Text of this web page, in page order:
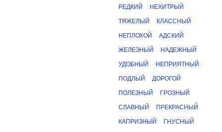
РЕДКИЙ НЕХИТРЫЙ
ТЯЖЕЛЫЙ КЛАССНЫЙ
НЕПЛОХОЙ АДСКИЙ
ЖЕЛЕЗНЫЙ НАДЕЖНЫЙ
УДОБНЫЙ НЕПРИЯТНЫЙ
ПОДЛЫЙ ДОРОГОЙ
ПОЛЕЗНЫЙ ГРОЗНЫЙ
СЛАВНЫЙ ПРЕКРАСНЫЙ
КАПРИЗНЫЙ ГНУСНЫЙ